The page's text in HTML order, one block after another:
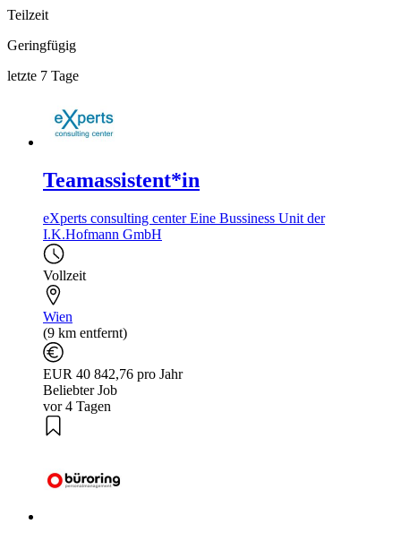
Teilzeit
Geringfügig
letzte 7 Tage
Teamassistent*in
eXperts consulting center Eine Bussiness Unit der
I.K.Hofmann GmbH
Vollzeit
Wien
(9 km entfernt)
EUR 40 842,76 pro Jahr
Beliebter Job
vor 4 Tagen